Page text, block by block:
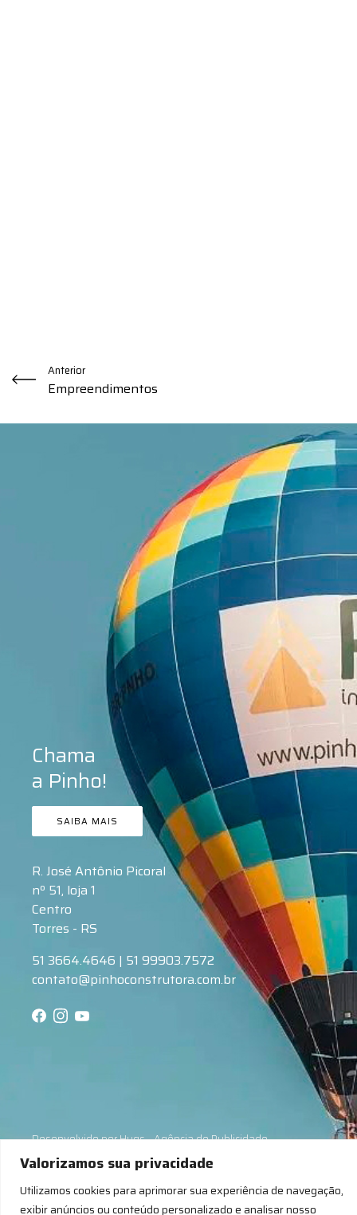
Valorizamos sua privacidade
Utilizamos cookies para aprimorar sua experiência de navegação,
exibir anúncios ou conteúdo personalizado e analisar nosso
Anterior
Empreendimentos
Chama
a Pinho!
SAIBA MAIS
R. José Antônio Picoral
nº 51, loja 1
Centro
Torres - RS
51 3664.4646 | 51 99903.7572
contato@pinhoconstrutora.com.br
Desenvolvido porHugs - Agência de Publicidade
Política de Privacidade
Política de Cookies